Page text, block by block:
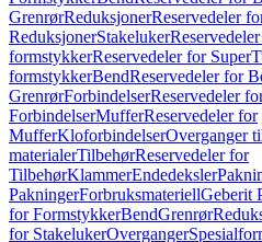
GrenrørReduksjonerReservedeler
ReduksjonerStakeluker
formstykkerReservedeler for
formstykkerBendReservedeler for
GrenrørForbindelserReservedeler
ForbindelserMufferReservedeler for
MufferKloforbindelserOverganger
materialerTilbehørReservedeler for
TilbehørKlammerEndedeksler
PakningerForbruksmateriellGeberit
for FormstykkerBendGrenrør
for StakelukerOverganger